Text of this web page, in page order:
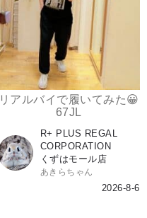
リアルバイで履いてみた😀
67JL
R+ PLUS REGAL
CORPORATION
くずはモール店
あきらちゃん
2026-8-6